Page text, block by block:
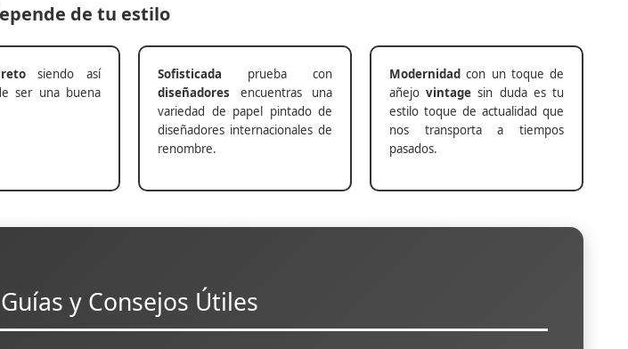
de tu estilo
siendo así
ser una buena
Sofisticada prueba con
diseñadores encuentras una
variedad de papel pintado de
diseñadores internacionales de
renombre.
Modernidad con un toque de
añejovintage sin duda es tu
estilo toque de actualidad que
nos transporta a tiempos
pasados.
Guías y Consejos Útiles